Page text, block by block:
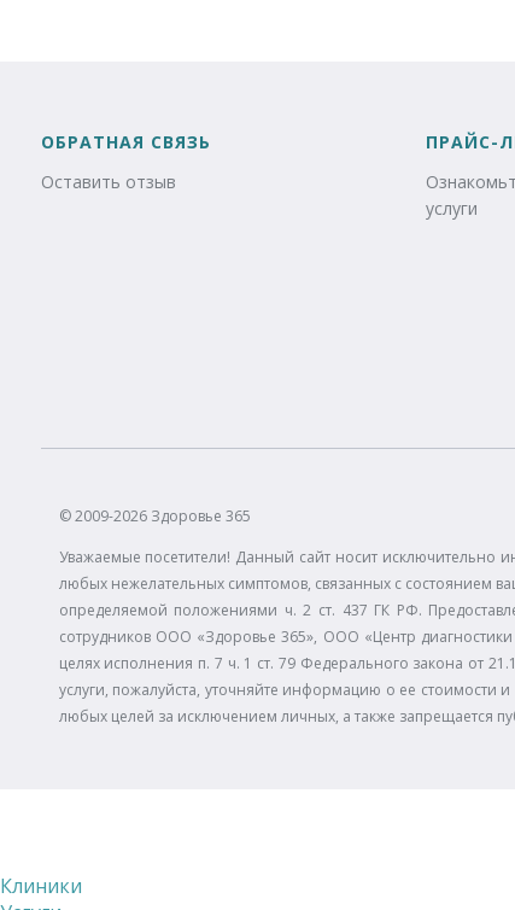
ОБРАТНАЯ СВЯЗЬ
Оставить отзыв
ПРАЙС-
услуги
© 2009-2026 Здоровье 365
Уважаемые посетители! Данный сайт носит исключительно
любых нежелательных симптомов, связанных с состоянием
определяемой положениями ч. 2 ст. 437 ГК РФ.
сотрудников ООО «Здоровье 365», ООО «Центр
целях исполнения п. 7 ч. 1 ст. 79 Федерального закона от
услуги, пожалуйста, уточняйте информацию о ее стоимости
любых целей за исключением личных, а также запрещается
Клиники